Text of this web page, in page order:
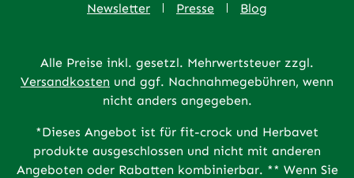
Newsletter
Presse Blog
Alle Preise inkl. gesetzl. Mehrwertsteuer zzgl.
Versandkosten und ggf. Nachnahmegebühren, wenn
nicht anders angegeben.
*Dieses Angebot ist für fit-crock und Herbavet
produkte ausgeschlossen und nicht mit anderen
Angeboten oder Rabatten kombinierbar. ** Wenn Sie